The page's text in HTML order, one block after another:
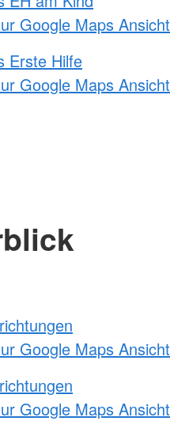
Google Maps Ansicht
Erste Hilfe
Google Maps Ansicht
Google Maps Ansicht
Google Maps Ansicht